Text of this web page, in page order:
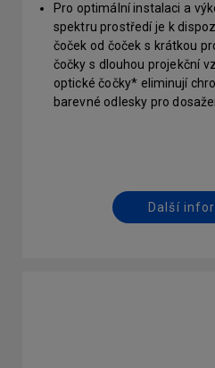
Pro optimální instalaci a
spektru prostředí je k
čoček od čoček s krátkou
čočky s dlouhou projekční
optické čočky* eliminují
barevné odlesky pro
*Všechny objektivy kromě
optické objektivy
Další